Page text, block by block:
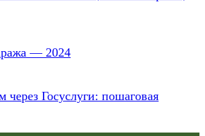
— 2024
через Госуслуги: пошаговая